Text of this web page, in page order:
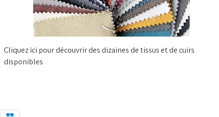
Cliquez ici pour découvrir des dizaines de tissus et de cuirs
disponibles